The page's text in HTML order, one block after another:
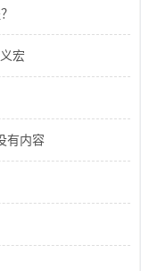
宏
有内容